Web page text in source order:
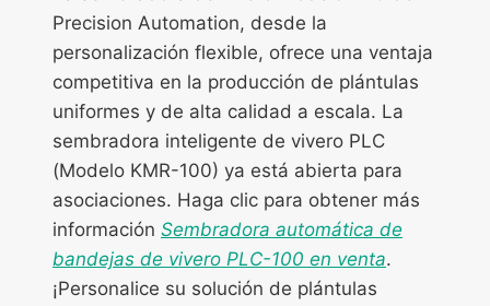
Precision Automation, desde la
personalización flexible, ofrece una ventaja
competitiva en la producción de plántulas
uniformes y de alta calidad a escala. La
sembradora inteligente de vivero PLC
(Modelo KMR-100) ya está abierta para
asociaciones. Haga clic para obtener más
información Sembradora automática de
bandejas de vivero PLC-100 en venta.
¡Personalice su solución de plántulas